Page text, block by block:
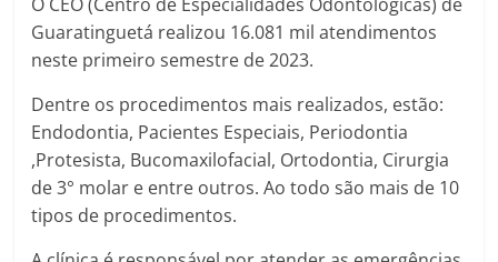
Guaratinguetá realizou 16.081 mil atendimentos
neste primeiro semestre de 2023.
Dentre os procedimentos mais realizados, estão:
Endodontia, Pacientes Especiais, Periodontia
,Protesista, Bucomaxilofacial, Ortodontia, Cirurgia
de 3° molar e entre outros. Ao todo são mais de 10
tipos de procedimentos.